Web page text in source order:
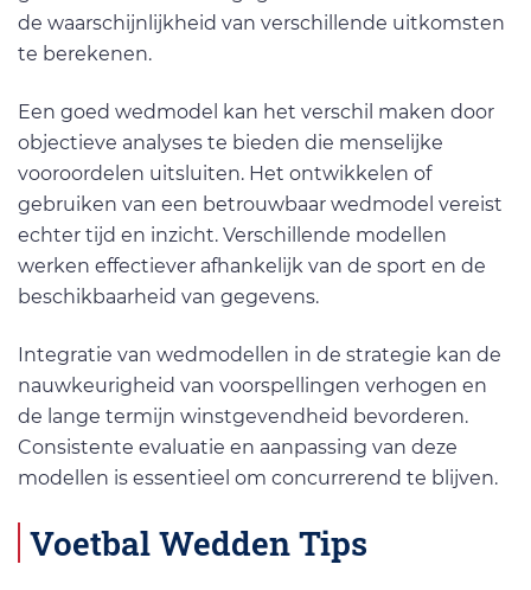
de waarschijnlijkheid van verschillende uitkomsten
te berekenen.
Een goed wedmodel kan het verschil maken door
objectieve analyses te bieden die menselijke
vooroordelen uitsluiten. Het ontwikkelen of
gebruiken van een betrouwbaar wedmodel vereist
echter tijd en inzicht. Verschillende modellen
werken effectiever afhankelijk van de sport en de
beschikbaarheid van gegevens.
Integratie van wedmodellen in de strategie kan de
nauwkeurigheid van voorspellingen verhogen en
de lange termijn winstgevendheid bevorderen.
Consistente evaluatie en aanpassing van deze
modellen is essentieel om concurrerend te blijven.
Voetbal Wedden Tips